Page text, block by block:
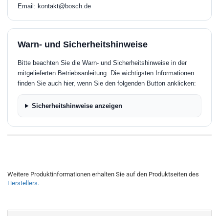
Email: kontakt@bosch.de
Warn- und Sicherheitshinweise
Bitte beachten Sie die Warn- und Sicherheitshinweise in der
mitgelieferten Betriebsanleitung. Die wichtigsten Informationen
finden Sie auch hier, wenn Sie den folgenden Button anklicken:
Sicherheitshinweise anzeigen
Weitere Produktinformationen erhalten Sie auf den Produktseiten des
Herstellers.